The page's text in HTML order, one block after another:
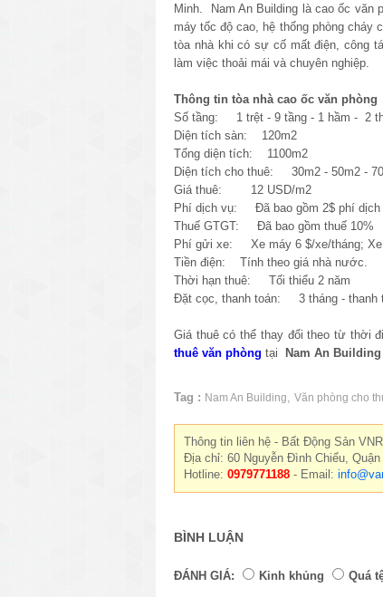
Minh. Nam An Building là cao ốc văn
máy tốc độ cao, hệ thống phòng cháy
tòa nhà khi có sự cố mất điện, công
làm việc thoải mái và chuyên nghiệp.
Thông tin tòa nhà cao ốc văn
Số tầng: 1 trệt - 9 tầng - 1 hầm - 2
Diện tích sàn: 120m2
Tổng diện tích: 1100m2
Diện tích cho thuê: 30m2 - 50m2 -
Giá thuê: 12 USD/m2
Phí dịch vụ: Đã bao gồm 2$ phí dịch
Thuế GTGT: Đã bao gồm thuế 10%
Phí gửi xe: Xe máy 6 $/xe/tháng; Xe
Tiền điện: Tính theo giá nhà nước.
Thời hạn thuê: Tối thiểu 2 năm
Đặt cọc, thanh toán: 3 tháng - thanh
Giá thuê có thể thay đổi theo từ thời
thuê văn phòng tại Nam An Building
Tag : Nam An Building Văn phòng cho
Thông tin liên hệ - Bất Động Sản
Địa chỉ: 60 Nguyễn Đình Chiểu,
Hotline: 0979771188 - Email:
BÌNH LUẬN
ĐÁNH GIÁ: Kinh khủng Quá